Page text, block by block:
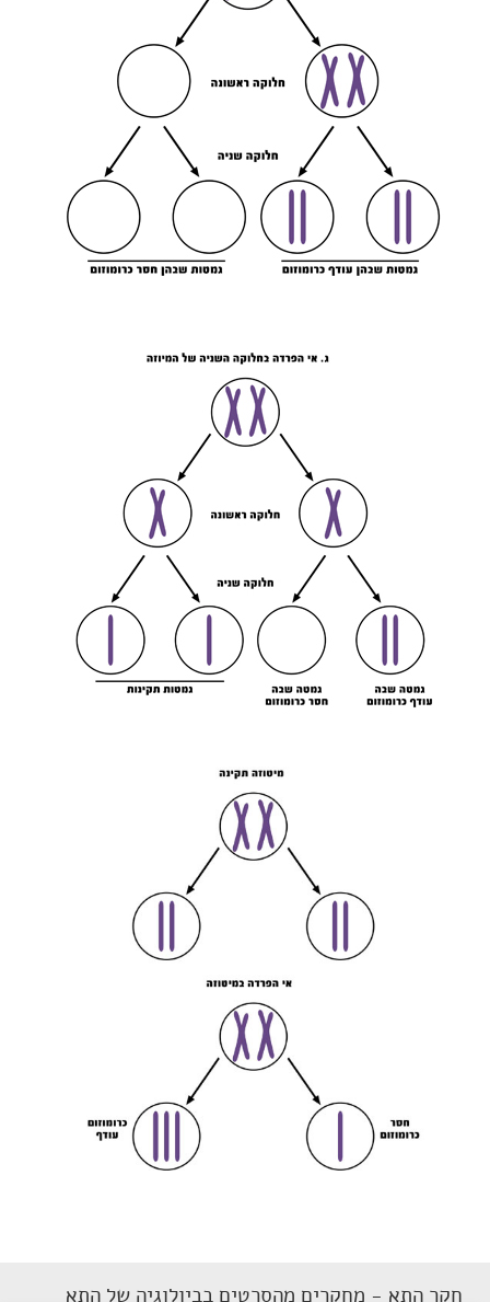
חקר התא - מחקרים מהסרטים בביולוגיה של התא